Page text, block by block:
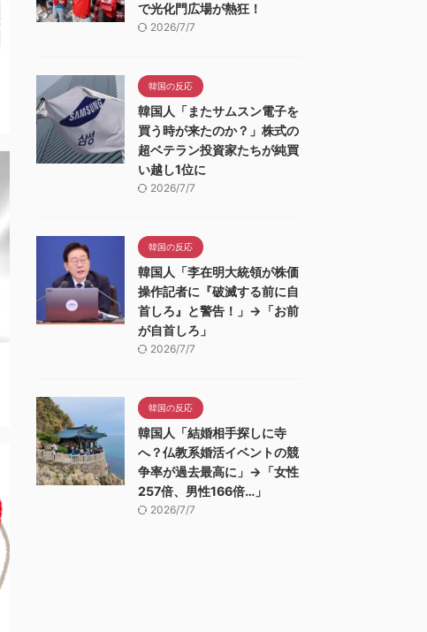
で光化門広場が熱狂！
2026/7/7
韓国の反応
韓国人「またサムスン電子を
買う時が来たのか？」株式の
超ベテラン投資家たちが純買
い越し1位に
2026/7/7
韓国の反応
韓国人「李在明大統領が株価
操作記者に『破滅する前に自
首しろ』と警告！」→「お前
が自首しろ」
2026/7/7
韓国の反応
韓国人「結婚相手探しに寺
へ？仏教系婚活イベントの競
争率が過去最高に」→「女性
257倍、男性166倍…」
2026/7/7